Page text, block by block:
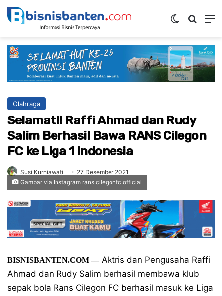
Switch skin
Olahraga
Selamat!! Raffi Ahmad dan Rudy
Salim Berhasil Bawa RANS Cilegon
FC ke Liga 1 Indonesia
Susi Kurniawati 27 Desember 2021
Gambar via Instagram rans.cilegonfc.official
BISNISBANTEN.COM —Aktris dan Pengusaha Raffi
Ahmad dan Rudy Salim berhasil membawa klub
sepak bola Rans Cilegon FC berhasil masuk ke Liga